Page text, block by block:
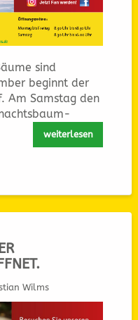
sind
beginnt der
Am Samstag den
weiterlesen
Wilms